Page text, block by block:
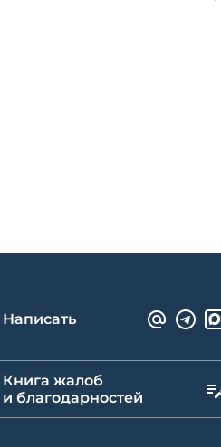
Написать
Книга жалоб
и благодарностей